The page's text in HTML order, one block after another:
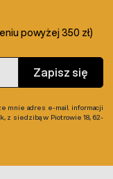
powyżej 350 zł)
Zapisz się
mnie adres e-mail informacji
z siedzibą w Piotrowie 18, 62-